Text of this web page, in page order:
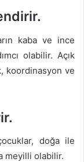
kaba ve ince
olabilir. Açık
koordinasyon ve
doğa ile
meyilli olabilir.